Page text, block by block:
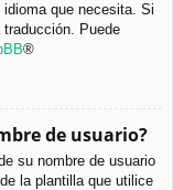
que necesita. Si
Puede
®
de usuario?
su nombre de usuario
la plantilla que utilice